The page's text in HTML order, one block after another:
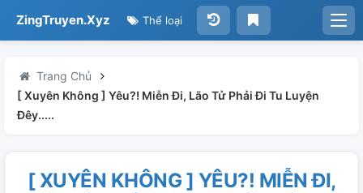
ZingTruyen.Xyz Thể loại
Trang Chủ
[ Xuyên Không ] Yêu?! Miễn Đi, Lão Tử Phải Đi Tu Luyện
Đêy.....
[ XUYÊN KHÔNG ] YÊU?! MIỄN ĐI,